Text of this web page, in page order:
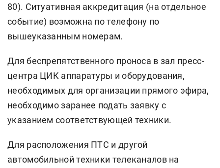
80). Ситуативная аккредитация (на отдельное
событие) возможна по телефону по
вышеуказанным номерам.
Для беспрепятственного проноса в зал пресс-
центра ЦИК аппаратуры и оборудования,
необходимых для организации прямого эфира,
необходимо заранее подать заявку с
указанием соответствующей техники.
Для расположения ПТС и другой
автомобильной техники телеканалов на